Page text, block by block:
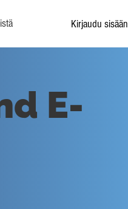
Kirjaudu sisään
E-